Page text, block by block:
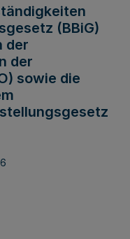
(BBiG)
der
der
sowie die